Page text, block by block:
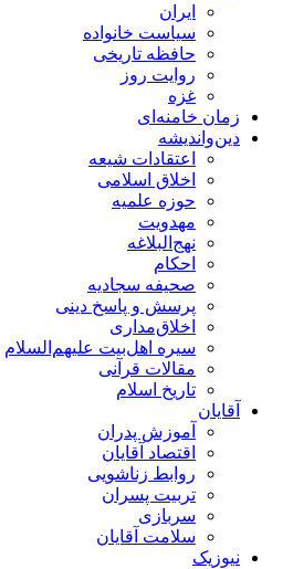
ایران
سیاست خانواده
حافظه تاریخی
روایت روز
غزه
زمان خامنه‌ای
دین‌واندیشه
اعتقادات شیعه
اخلاق اسلامی
حوزه علمیه
مهدویت
نهج‌البلاغه
احکام
صحیفه سجادیه
پرسش و پاسخ دینی
اخلاق‌مداری
سیره اهل‌بیت علیهم‌السلام
مقالات قرآنی
تاریخ اسلام
آقایان
آموزش پدران
اقتصاد آقایان
روابط زناشویی
تربیت پسران
سربازی
سلامت آقایان
نیوزیک